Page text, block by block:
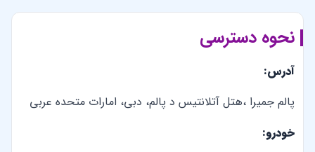
نحوه دسترسی
آدرس:
پالم جمیرا ،هتل آتلانتیس د پالم، دبی، امارات متحده عربی
خودرو: